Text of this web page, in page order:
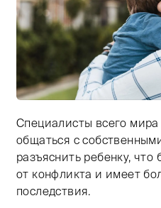
Тифлокомментарий:
Специалисты всего
общаться с
разъяснить ребенку, что
от конфликта и имеет
последствия.